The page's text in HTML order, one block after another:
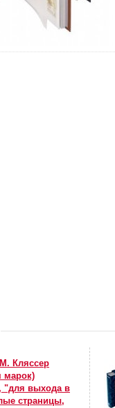
Кляссер
марок)
"для выхода в
страницы,